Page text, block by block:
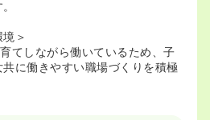
＞
てしながら働いているため、子
に働きやすい職場づくりを積極